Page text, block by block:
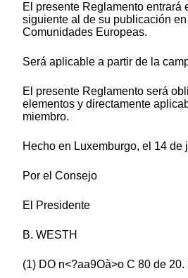
El presente Reglamento entrará
siguiente al de su publicación
Comunidades Europeas.
Será aplicable a partir de la
El presente Reglamento será
elementos y directamente
miembro.
Hecho en Luxemburgo, el 14 de
Por el Consejo
El Presidente
B. WESTH
(1) DO n<?aa9Oà>o C 80 de 20.